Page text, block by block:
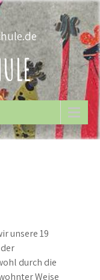
unsere 19
durch die
Weise